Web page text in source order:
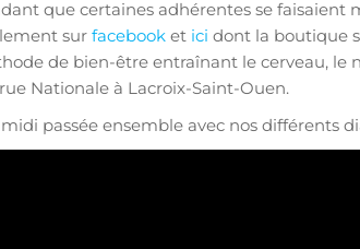
que certaines adhérentes se faisaient
sur facebook et ici dont la boutique
de bien-être entraînant le cerveau,
Nationale à Lacroix-Saint-Ouen.
passée ensemble avec nos différents